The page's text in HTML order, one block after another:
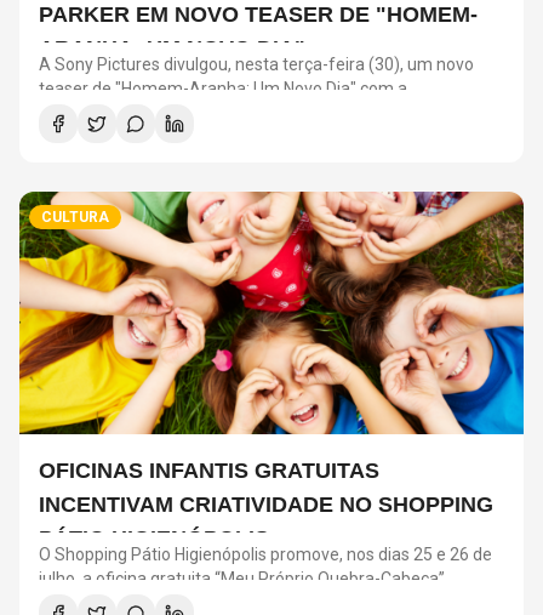
PARKER EM NOVO TEASER DE "HOMEM-
ARANHA: UM NOVO DIA"
A Sony Pictures divulgou, nesta terça-feira (30), um novo
teaser de "Homem-Aranha: Um Novo Dia" com a
participação de Lionel Messi. O astro argentino divide a cena
com o universo do herói em uma ação promocional do filme.
CULTURA
OFICINAS INFANTIS GRATUITAS
INCENTIVAM CRIATIVIDADE NO SHOPPING
PÁTIO HIGIENÓPOLIS
O Shopping Pátio Higienópolis promove, nos dias 25 e 26 de
julho, a oficina gratuita “Meu Próprio Quebra-Cabeça”,
voltada para crianças a partir de 4 anos. A atividade faz